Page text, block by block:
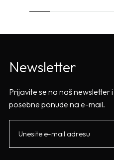
Newsletter
Prijavite se na naš newsletter
posebne ponude na e-mail.